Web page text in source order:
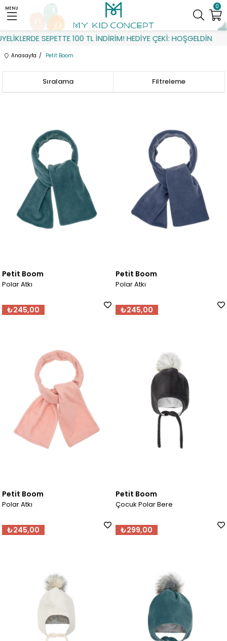
SEPETTE 100 TL İNDİRİM! HEDİYE ÇEKİ: HOŞGELDİN
0
MENU
Anasayfa Petit Boom
Filtreleme
Sıralama
Petit Boom
Polar Atkı
₺245,00
Petit Boom
Polar Atkı
₺245,00
Petit Boom
Polar Atkı
₺245,00
Petit Boom
Çocuk Polar Bere
₺299,00